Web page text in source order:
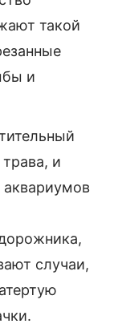
такой
и
и
случаи,